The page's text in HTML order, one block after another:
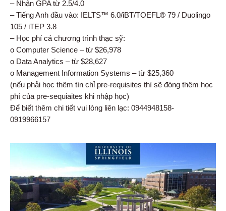
– Nhận GPA từ 2.5/4.0
– Tiếng Anh đầu vào: IELTS™ 6.0/iBT/TOEFL® 79 / Duolingo
105 / iTEP 3.8
– Học phí cả chương trình thạc sỹ:
o Computer Science – từ $26,978
o Data Analytics – từ $28,627
o Management Information Systems – từ $25,360
(nếu phải học thêm tín chỉ pre-requisites thì sẽ đóng thêm học
phí của pre-sequiaites khi nhập học)
Để biết thêm chi tiết vui lòng liên lạc: 0944948158-
0919966157